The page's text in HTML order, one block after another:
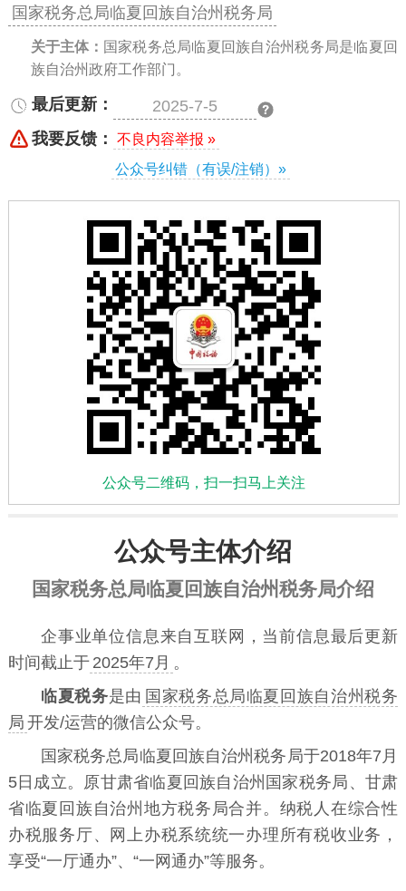
国家税务总局临夏回族自治州税务局
关于主体： 国家税务总局临夏回族自治州税务局是临夏回
族自治州政府工作部门。
最后更新：
2025-7-5
我要反馈：
不良内容举报 »
公众号纠错（有误/注销）»
公众号二维码，扫一扫马上关注
公众号主体介绍
国家税务总局临夏回族自治州税务局介绍
企事业单位信息来自互联网，当前信息最后更新
时间截止于 2025年7月 。
临夏税务是由 国家税务总局临夏回族自治州税务
局 开发/运营的微信公众号。
国家税务总局临夏回族自治州税务局于2018年7月
5日成立。原甘肃省临夏回族自治州国家税务局、甘肃
省临夏回族自治州地方税务局合并。纳税人在综合性
办税服务厅、网上办税系统统一办理所有税收业务，
享受“一厅通办”、“一网通办”等服务。